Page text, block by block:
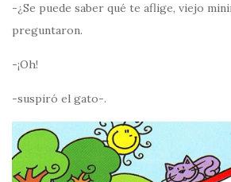
-¿Se puede saber qué te aflige, viejo
preguntaron.
-¡Oh!
-suspiró el gato-.